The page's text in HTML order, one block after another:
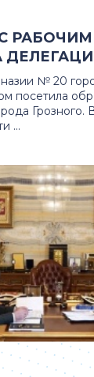
№ 20
посетила
Грозного.
...